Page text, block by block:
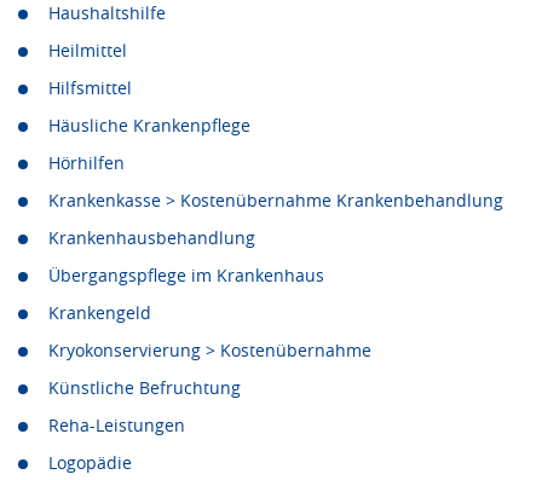
Haushaltshilfe
Heilmittel
Hilfsmittel
Häusliche Krankenpflege
Hörhilfen
Krankenkasse > Kostenübernahme Krankenbehandlung
Krankenhausbehandlung
Übergangspflege im Krankenhaus
Krankengeld
Kryokonservierung > Kostenübernahme
Künstliche Befruchtung
Reha-Leistungen
Logopädie